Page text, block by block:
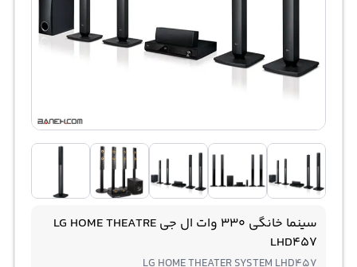
سینما خانگی 330 وات ال جی LG HOME THEATRE
LHD457